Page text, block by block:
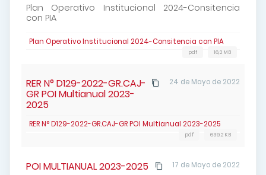
Plan Operativo Institucional 2024-Consitencia
con PIA
Plan Operativo Institucional 2024-Consitencia con PIA
16,2 MB
pdf
24 de Mayo de 2022
RER N° D129-2022-GR.CAJ-
GR POI Multianual 2023-
2025
RER N° D129-2022-GR.CAJ-GR POI Multianual 2023-2025
639,2 KB
pdf
17 de Mayo de 2022
POI MULTIANUAL 2023-2025